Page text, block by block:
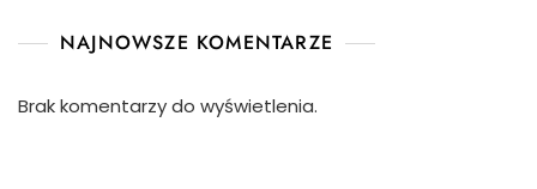
NAJNOWSZE KOMENTARZE
Brak komentarzy do wyświetlenia.